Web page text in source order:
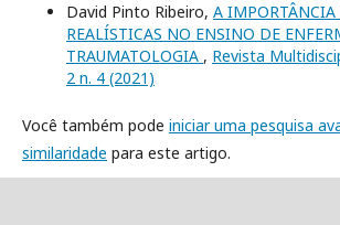
David Pinto Ribeiro, A IMPORTÂNCIA
REALÍSTICAS NO ENSINO DE
TRAUMATOLOGIA , Revista
2 n. 4 (2021)
Você também pode iniciar uma pesquisa
similaridade para este artigo.